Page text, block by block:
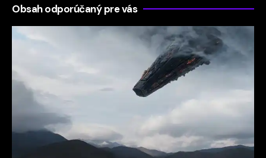
Obsah odporúčaný pre vás